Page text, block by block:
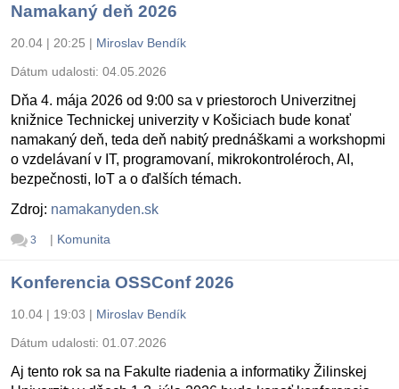
Namakaný deň 2026
20.04 | 20:25 | Miroslav Bendík
Dátum udalosti: 04.05.2026
Dňa 4. mája 2026 od 9:00 sa v priestoroch Univerzitnej
knižnice Technickej univerzity v Košiciach bude konať
namakaný deň, teda deň nabitý prednáškami a workshopmi
o vzdelávaní v IT, programovaní, mikrokontroléroch, AI,
bezpečnosti, IoT a o ďalších témach.
Zdroj: namakanyden.sk
3 | Komunita
Konferencia OSSConf 2026
10.04 | 19:03 | Miroslav Bendík
Dátum udalosti: 01.07.2026
Aj tento rok sa na Fakulte riadenia a informatiky Žilinskej